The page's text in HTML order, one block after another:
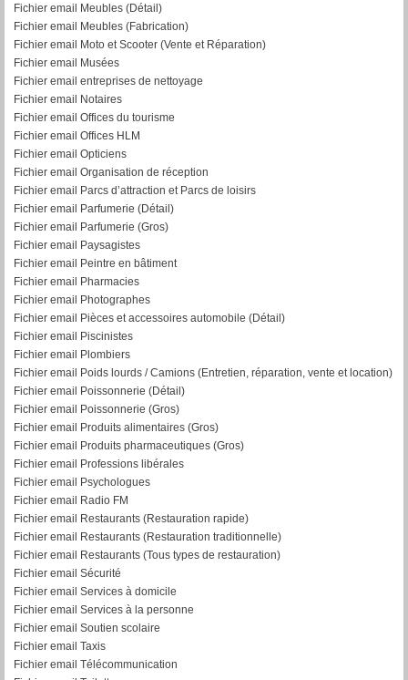
Fichier email Meubles (Détail)
Fichier email Meubles (Fabrication)
Fichier email Moto et Scooter (Vente et Réparation)
Fichier email Musées
Fichier email entreprises de nettoyage
Fichier email Notaires
Fichier email Offices du tourisme
Fichier email Offices HLM
Fichier email Opticiens
Fichier email Organisation de réception
Fichier email Parcs d’attraction et Parcs de loisirs
Fichier email Parfumerie (Détail)
Fichier email Parfumerie (Gros)
Fichier email Paysagistes
Fichier email Peintre en bâtiment
Fichier email Pharmacies
Fichier email Photographes
Fichier email Pièces et accessoires automobile (Détail)
Fichier email Piscinistes
Fichier email Plombiers
Fichier email Poids lourds / Camions (Entretien, réparation, vente et location)
Fichier email Poissonnerie (Détail)
Fichier email Poissonnerie (Gros)
Fichier email Produits alimentaires (Gros)
Fichier email Produits pharmaceutiques (Gros)
Fichier email Professions libérales
Fichier email Psychologues
Fichier email Radio FM
Fichier email Restaurants (Restauration rapide)
Fichier email Restaurants (Restauration traditionnelle)
Fichier email Restaurants (Tous types de restauration)
Fichier email Sécurité
Fichier email Services à domicile
Fichier email Services à la personne
Fichier email Soutien scolaire
Fichier email Taxis
Fichier email Télécommunication